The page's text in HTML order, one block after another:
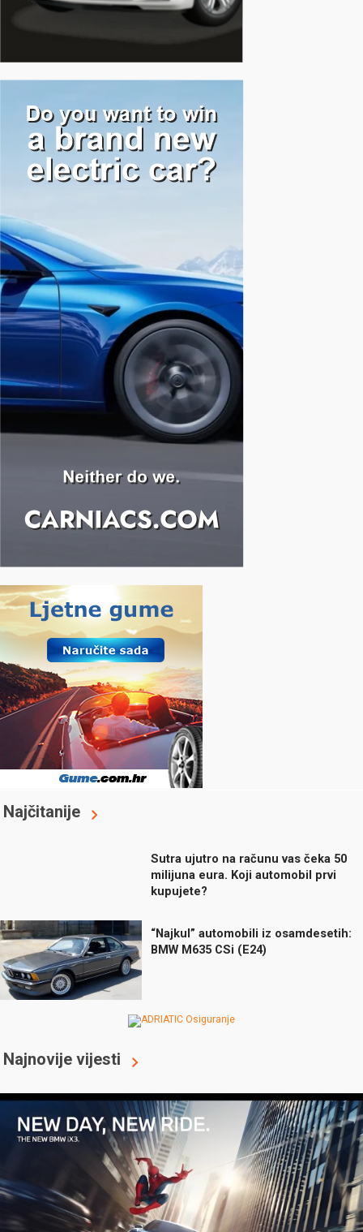
Najčitanije
Sutra ujutro na računu vas čeka 50
milijuna eura. Koji automobil prvi
kupujete?
“Najkul” automobili iz osamdesetih:
BMW M635 CSi (E24)
Najnovije vijesti